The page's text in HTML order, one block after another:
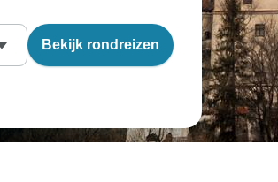
Bekijk rondreizen